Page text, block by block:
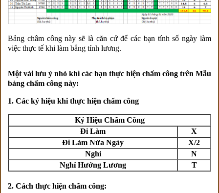
Bảng châm công này sẽ là căn cứ để các bạn tính số ngày làm
việc thực tế khi làm bẳng tính lương.
Một vài lưu ý nhỏ khi các bạn thực hiện chấm công trên Mẫu
bảng chấm công này:
1. Các ký hiệu khi thực hiện chấm công
Ký Hiệu Chấm Công
Đi Làm
X
Đi Làm Nửa Ngày
X/2
Nghỉ
N
Nghỉ Hưởng Lương
T
2. Cách thực hiện chấm công: